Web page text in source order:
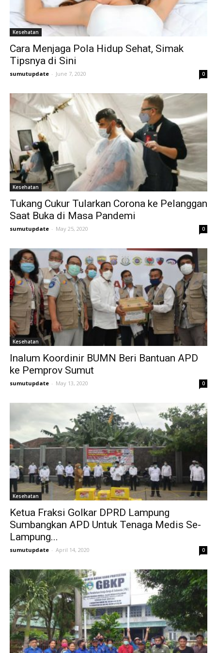
Kesehatan
Cara Menjaga Pola Hidup Sehat, Simak
Tipsnya di Sini
sumutupdate - June 7, 2020 0
Kesehatan
Tukang Cukur Tularkan Corona ke Pelanggan
Saat Buka di Masa Pandemi
sumutupdate - May 25, 2020 0
Kesehatan
Inalum Koordinir BUMN Beri Bantuan APD
ke Pemprov Sumut
sumutupdate - May 13, 2020 0
Kesehatan
Ketua Fraksi Golkar DPRD Lampung
Sumbangkan APD Untuk Tenaga Medis Se-
Lampung...
sumutupdate - April 14, 2020 0